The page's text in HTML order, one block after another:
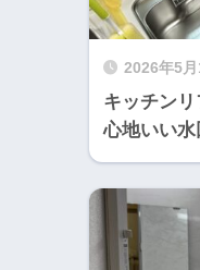
2026年5月
キッチン
心地いい